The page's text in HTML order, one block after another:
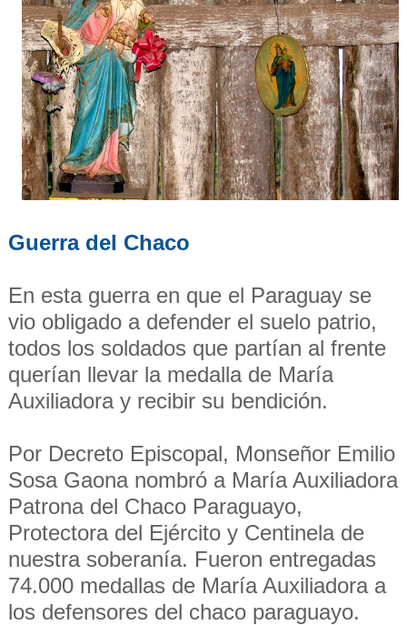
Guerra del Chaco
En esta guerra en que el Paraguay se
vio obligado a defender el suelo patrio,
todos los soldados que partían al frente
querían llevar la medalla de María
Auxiliadora y recibir su bendición.
Por Decreto Episcopal, Monseñor Emilio
Sosa Gaona nombró a María Auxiliadora
Patrona del Chaco Paraguayo,
Protectora del Ejército y Centinela de
nuestra soberanía. Fueron entregadas
74.000 medallas de María Auxiliadora a
los defensores del chaco paraguayo.